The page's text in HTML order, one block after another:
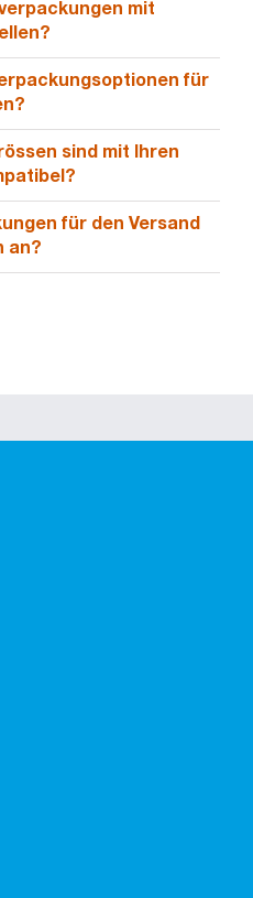
mit
für
sind mit Ihren
für den Versand
an?